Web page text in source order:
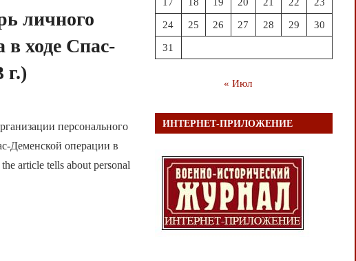
личного
в ходе Спас-
г.)
персонального
Деменской операции в
article tells about personal
24 25 26 27 28 29 30
31
« Июл
ИНТЕРНЕТ-ПРИЛОЖЕНИЕ